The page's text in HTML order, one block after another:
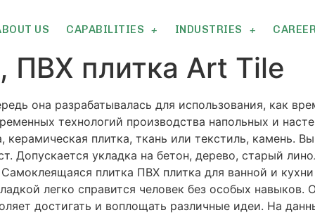
US CAPABILITIES INDUSTRIES
ПВХ плитка Art Tile
она разрабатывалась для использования, как
технологий производства напольных и
плитка, ткань или текстиль, камень.
Допускается укладка на бетон, дерево, старый
плитка ПВХ плитка для ванной и
легко справится человек без особых навыков.
достигать и воплощать различные идеи. На